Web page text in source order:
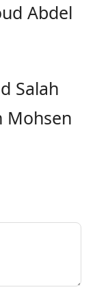
Abdel
Salah
Mohsen